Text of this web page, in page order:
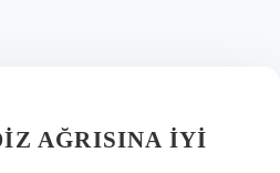
AĞRISINA IYI